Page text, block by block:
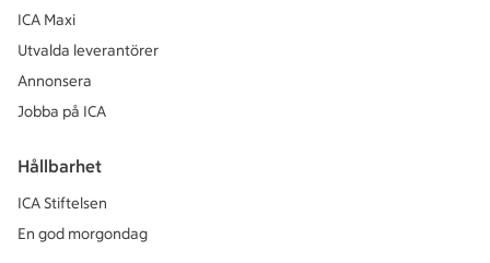
ICA Maxi
Utvalda leverantörer
Annonsera
Jobba på ICA
Hållbarhet
ICA Stiftelsen
En god morgondag